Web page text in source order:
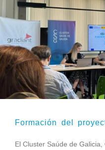
Formación del
El Cluster Saúde de